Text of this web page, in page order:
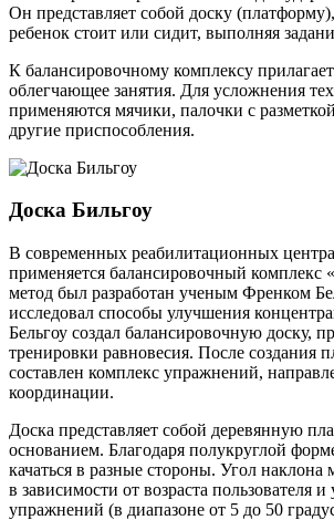
Он представляет собой доску
ребенок стоит или сидит, выполняя
К балансировочному комплексу
облегчающее занятия. Для усложнения
применяются мячики, палочки с
другие приспособления.
Доска Бильгоу
В современных реабилитационных
применяется балансировочный комплекс
метод был разработан ученым Френком
исследовал способы улучшения
Бельгоу создал балансировочную доску,
тренировки равновесия. После создания
составлен комплекс упражнений,
координации.
Доска представляет собой деревянную
основанием. Благодаря полукруглой
качаться в разные стороны. Угол наклона
в зависимости от возраста пользователя
упражнений (в диапазоне от 5 до 50